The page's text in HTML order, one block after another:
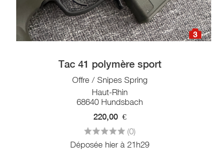
3
Tac 41 polymère sport
Offre / Snipes Spring
Haut-Rhin
68640 Hundsbach
220,00 €
(0)
Déposée hier à 21h29